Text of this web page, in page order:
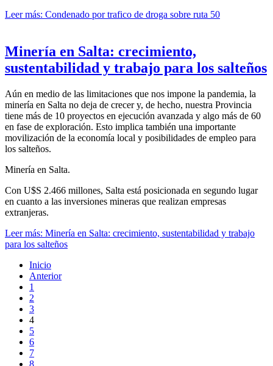
Leer más: Condenado por trafico de droga sobre ruta 50
Minería en Salta: crecimiento,
sustentabilidad y trabajo para los salteños
Aún en medio de las limitaciones que nos impone la pandemia, la
minería en Salta no deja de crecer y, de hecho, nuestra Provincia
tiene más de 10 proyectos en ejecución avanzada y algo más de 60
en fase de exploración. Esto implica también una importante
movilización de la economía local y posibilidades de empleo para
los salteños.
Minería en Salta.
Con U$S 2.466 millones, Salta está posicionada en segundo lugar
en cuanto a las inversiones mineras que realizan empresas
extranjeras.
Leer más: Minería en Salta: crecimiento, sustentabilidad y trabajo
para los salteños
Inicio
Anterior
1
2
3
4
5
6
7
8